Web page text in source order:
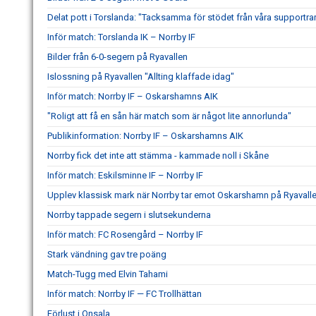
Delat pott i Torslanda: "Tacksamma för stödet från våra
Inför match: Torslanda IK – Norrby IF
Bilder från 6-0-segern på Ryavallen
Islossning på Ryavallen "Allting klaffade idag"
Inför match: Norrby IF – Oskarshamns AIK
"Roligt att få en sån här match som är något lite annorlunda"
Publikinformation: Norrby IF – Oskarshamns AIK
Norrby fick det inte att stämma - kammade noll i Skåne
Inför match: Eskilsminne IF – Norrby IF
Upplev klassisk mark när Norrby tar emot Oskarshamn på
Norrby tappade segern i slutsekunderna
Inför match: FC Rosengård – Norrby IF
Stark vändning gav tre poäng
Match-Tugg med Elvin Tahami
Inför match: Norrby IF — FC Trollhättan
Förlust i Onsala